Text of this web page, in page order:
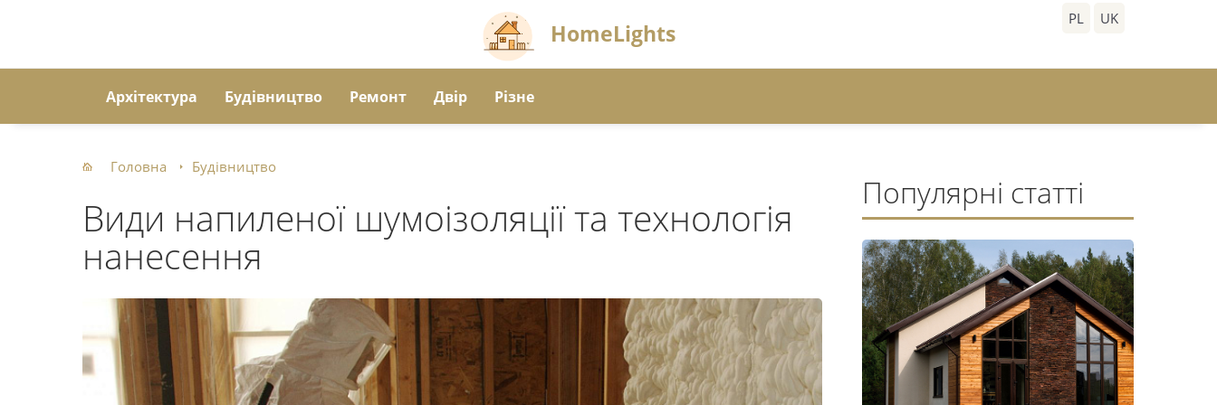
HomeLights
PL UK
Архітектура Будівництво Ремонт Двір Різне
Головна Будівництво
Види напиленої шумоізоляції та технологія
нанесення
Популярні статті